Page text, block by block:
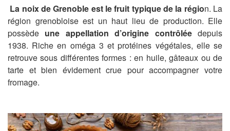
La noix de Grenoble est le fruit typique de la région. La
région grenobloise est un haut lieu de production. Elle
possède une appellation d’origine contrôléedepuis
1938. Riche en oméga 3 et protéines végétales, elle se
retrouve sous différentes formes : en huile, gâteaux ou de
tarte et bien évidement crue pour accompagner votre
fromage.